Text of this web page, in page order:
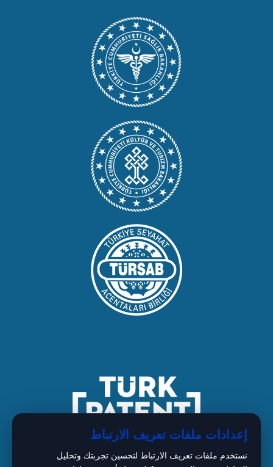
إعدادات ملفات تعريف الارتباط
نستخدم ملفات تعريف الارتباط لتحسين تجربتك وتحليل